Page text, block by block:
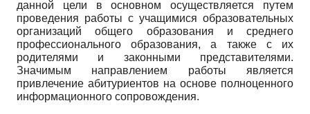
данной цели в основном осуществляется путем
проведения работы с учащимися образовательных
организаций общего образования и среднего
профессионального образования, а также с их
родителями и законными представителями.
Значимым направлением работы является
привлечение абитуриентов на основе полноценного
информационного сопровождения.